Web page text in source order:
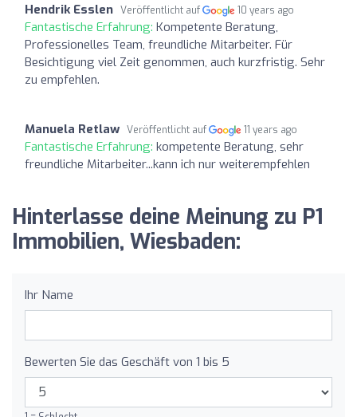
Hendrik Esslen Veröffentlicht auf 10 years ago
Fantastische Erfahrung: Kompetente Beratung,
Professionelles Team, freundliche Mitarbeiter. Für
Besichtigung viel Zeit genommen, auch kurzfristig. Sehr
zu empfehlen.
Manuela Retlaw Veröffentlicht auf 11 years ago
Fantastische Erfahrung: kompetente Beratung, sehr
freundliche Mitarbeiter...kann ich nur weiterempfehlen
Hinterlasse deine Meinung zu P1
Immobilien, Wiesbaden:
Ihr Name
Bewerten Sie das Geschäft von 1 bis 5